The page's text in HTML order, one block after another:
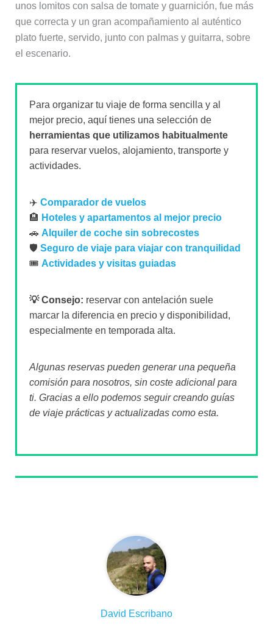
unos lomitos con salsa de tomate y guarnición, fue más
que correcta y un gran acompañamiento al auténtico
plato fuerte, servido, junto con palmas y guitarra, sobre
el escenario.
Para organizar tu viaje de forma sencilla y al
mejor precio, aquí tienes una selección de
herramientas que utilizamos habitualmente
para reservar vuelos, alojamiento, transporte y
actividades.
✈️ Comparador de vuelos
🏨 Hoteles y apartamentos al mejor precio
🚗 Alquiler de coche sin sobrecostes
🛡️ Seguro de viaje para viajar con tranquilidad
🎟️ Actividades y visitas guiadas
💡 Consejo: reservar con antelación suele
marcar la diferencia en precio y disponibilidad,
especialmente en temporada alta.
Algunas reservas pueden generar una pequeña
comisión para nosotros, sin coste adicional para
ti. Gracias a ello podemos seguir creando guías
de viaje prácticas y actualizadas como esta.
David Escribano